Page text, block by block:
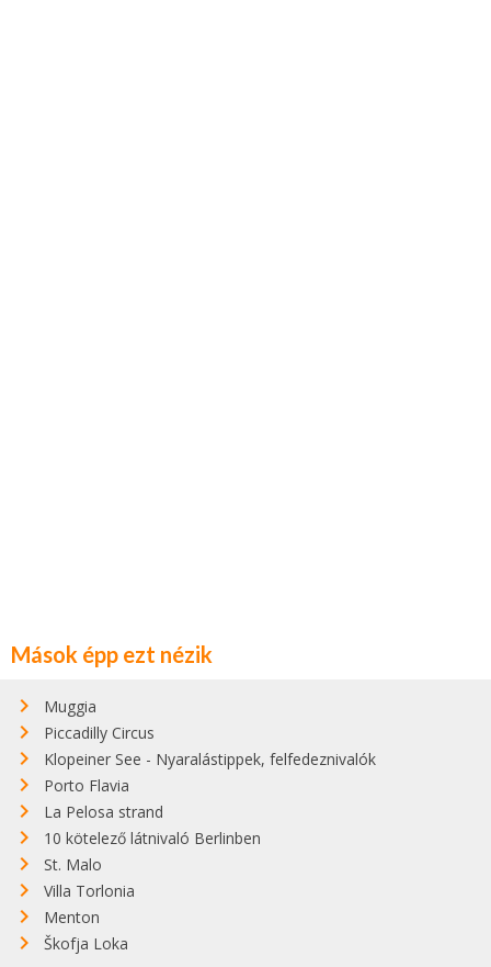
Mások épp ezt nézik
Muggia
Piccadilly Circus
Klopeiner See - Nyaralástippek, felfedeznivalók
Porto Flavia
La Pelosa strand
10 kötelező látnivaló Berlinben
St. Malo
Villa Torlonia
Menton
Škofja Loka